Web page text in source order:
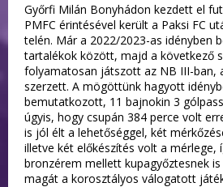
Győrfi Milán Bonyhádon kezdett el
PMFC érintésével került a Paksi FC
telén. Már a 2022/2023-as idényben
tartalékok között, majd a következő
folyamatosan játszott az NB III-ban,
szerzett. A mögöttünk hagyott
bemutatkozott, 11 bajnokin 3
úgyis, hogy csupán 384 perce volt
is jól élt a lehetőséggel, két
illetve két előkészítés volt a mérlege,
bronzérem mellett kupagyőztesnek
magát a korosztályos válogatott